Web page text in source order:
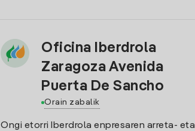
Oficina Iberdrola
Zaragoza Avenida
Puerta De Sancho
Orain zabalik
Ongi etorri Iberdrola enpresaren arreta- eta